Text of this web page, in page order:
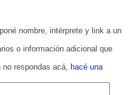
nombre, intérprete y link a un
o información adicional que
respondas acá, hacé una